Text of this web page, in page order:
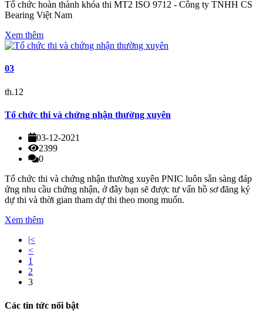
Tổ chức hoàn thành khóa thi MT2 ISO 9712 - Công ty TNHH CS
Bearing Việt Nam
Xem thêm
03
th.12
Tổ chức thi và chứng nhận thường xuyên
03-12-2021
2399
0
Tổ chức thi và chứng nhận thường xuyên PNIC luôn sẵn sàng đáp
ứng nhu cầu chứng nhận, ở đây bạn sẽ được tư vấn hồ sơ đăng ký
dự thi và thời gian tham dự thi theo mong muốn.
Xem thêm
|<
<
1
2
3
Các tin tức nổi bật